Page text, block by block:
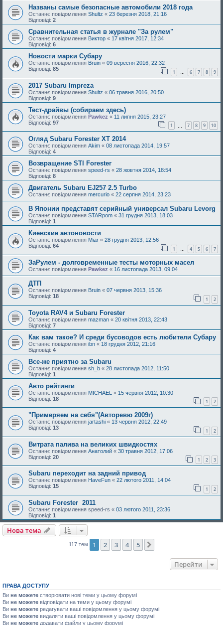
Названы самые безопасные автомобили 2018 года
Останнє повідомлення Shultz « 23 березня 2018, 21:16
Відповіді: 2
Сравнительная статья в журнале "За рулем"
Останнє повідомлення Виктор « 17 квітня 2017, 12:34
Відповіді: 6
Новости марки Субару
Останнє повідомлення Bruin « 09 вересня 2016, 22:32
Відповіді: 85 1 … 6 7 8 9
2017 Subaru Impreza
Останнє повідомлення Shultz « 06 травня 2016, 20:50
Відповіді: 9
Тест-драйвы (собираем здесь)
Останнє повідомлення Pawkez « 11 липня 2015, 23:27
Відповіді: 97 1 7 8 9 10
Огляд Subaru Forester XT 2014
Останнє повідомлення Akim « 08 листопада 2014, 19:57
Відповіді: 4
Возвращение STI Forester
Останнє повідомлення speed-rs « 28 жовтня 2014, 18:54
Відповіді: 8
Двигатель Subaru EJ257 2.5 Turbo
Останнє повідомлення mercurio « 22 серпня 2014, 23:23
В Японии представят серийный универсал Subaru Levorg
Останнє повідомлення STARpom « 31 грудня 2013, 18:03
Відповіді: 1
Киевские автоновости
Останнє повідомлення Miar « 28 грудня 2013, 12:56
Відповіді: 64 1 … 4 5 6 7
ЗаРулем - долговременные тесты моторных масел
Останнє повідомлення Pawkez « 16 листопада 2013, 09:04
ДТП
Останнє повідомлення Bruin « 07 червня 2013, 15:36
Відповіді: 18 1 2
Toyota RAV4 и Subaru Forester
Останнє повідомлення mazman « 20 квітня 2013, 22:43
Відповіді: 7
Как вам такое? И среди бусоводов есть любители Субару
Останнє повідомлення ibn « 18 грудня 2012, 21:16
Відповіді: 4
Все-же приятно за Subaru
Останнє повідомлення sh_b « 28 листопада 2012, 11:50
Відповіді: 1
Авто рейтинги
Останнє повідомлення MICHAEL « 15 червня 2012, 10:30
Відповіді: 18 1 2
"Примеряем на себя"(Авторевю 2009г)
Останнє повідомлення jartashi « 13 червня 2012, 22:49
Відповіді: 13 1 2
Витрата палива на великих швидкостях
Останнє повідомлення Анатолий « 30 травня 2012, 17:06
Відповіді: 20 1 2 3
Subaru переходит на задний привод
Останнє повідомлення HaveFun « 22 лютого 2011, 14:04
Відповіді: 15 1 2
Subaru Forester ­ 2011
Останнє повідомлення speed-rs « 03 лютого 2011, 23:36
Відповіді: 1
Нова тема
117 тем 1 2 3 4 5
Перейти
ПРАВА ДОСТУПУ
Ви не можете створювати нові теми у цьому форумі
Ви не можете відповідати на теми у цьому форумі
Ви не можете редагувати ваші повідомлення у цьому форумі
Ви не можете видаляти ваші повідомлення у цьому форумі
Ви не можете додавати файли у цьому форумі